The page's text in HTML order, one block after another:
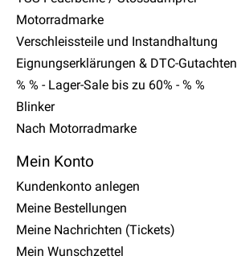
Motorradmarke
Verschleissteile und Instandhaltung
Eignungserklärungen & DTC-Gutachten
% % - Lager-Sale bis zu 60% - % %
Blinker
Nach Motorradmarke
Mein Konto
Kundenkonto anlegen
Meine Bestellungen
Meine Nachrichten (Tickets)
Mein Wunschzettel